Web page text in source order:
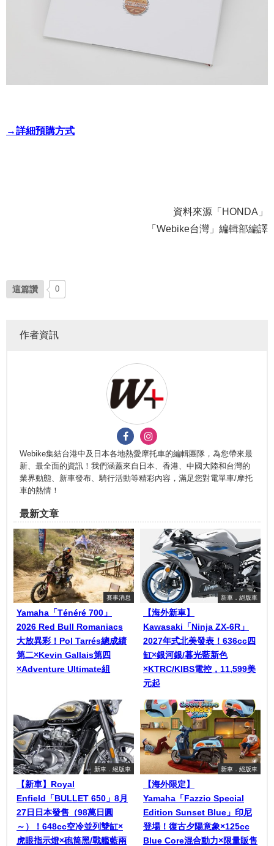
→詳細預購方式
資料來源「HONDA」
「Webike台灣」編輯部編譯
這篇讚 0
作者資訊
Webike集結台港中及日本各地熱愛摩托車的編輯團隊，為您帶來最
新、最全面的資訊！我們涵蓋來自日本、香港、中國大陸和台灣的
業界動態、新車發布、騎行活動等精彩內容，滿足您對電單車/摩托
車的熱情！
最新文章
賽事消息
Yamaha「Ténéré 700」
2026 Red Bull Romaniacs
大放異彩！Pol Tarrés總成績
第二×Kevin Gallais第四
×Adventure Ultimate組
新車．絕版車
【海外新車】
Kawasaki「Ninja ZX-6R」
2027年式北美發表！636cc四
缸×銀河銀/暮光藍新色
×KTRC/KIBS電控，11,599美
元起
新車．絕版車
【新車】Royal
Enfield「BULLET 650」8月
27日日本發售（98萬日圓
～）！648cc空冷並列雙缸×
虎眼指示燈×砲筒黑/戰艦藍兩
新車．絕版車
【海外限定】
Yamaha「Fazzio Special
Edition Sunset Blue」印尼
登場！復古夕陽意象×125cc
Blue Core混合動力×限量販售